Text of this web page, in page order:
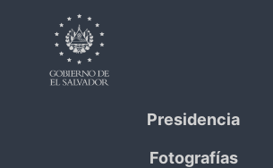
Presidencia
Fotografías